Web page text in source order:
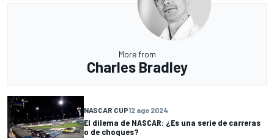
More from
Charles Bradley
NASCAR CUP12 ago 2024
El dilema de NASCAR: ¿Es una serie de carreras
o de choques?